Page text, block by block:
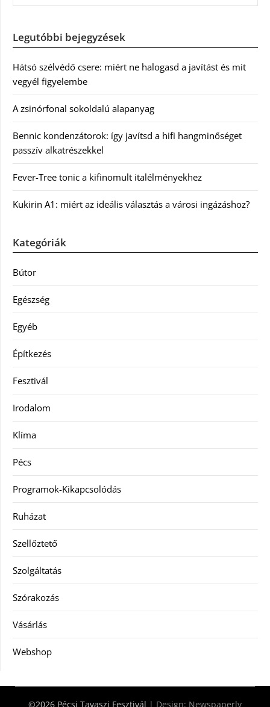
Legutóbbi bejegyzések
Hátsó szélvédő csere: miért ne halogasd a javítást és mit
vegyél figyelembe
A zsinórfonal sokoldalú alapanyag
Bennic kondenzátorok: így javítsd a hifi hangminőséget
passzív alkatrészekkel
Fever-Tree tonic a kifinomult italélményekhez
Kukirin A1: miért az ideális választás a városi ingázáshoz?
Kategóriák
Bútor
Egészség
Egyéb
Építkezés
Fesztivál
Irodalom
Klíma
Pécs
Programok-Kikapcsolódás
Ruházat
Szellőztető
Szolgáltatás
Szórakozás
Vásárlás
Webshop
©2026 Pécsi Tavaszi Fesztivál | Design: Newspaperly